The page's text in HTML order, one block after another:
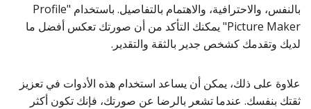
بالنفس، والاحترافية، والاهتمام بالتفاصيل. باستخدام "Profile
Picture Maker" يمكنك التأكد من أن صورتك تعكس أفضل ما
لديك وتقدمك كشخص جدير بالثقة والتقدير.
علاوة على ذلك، يمكن أن يساعد استخدام هذه الأدوات في تعزيز
ثقتك بنفسك. عندما تشعر بالرضا عن صورتك، فإنك تكون أكثر